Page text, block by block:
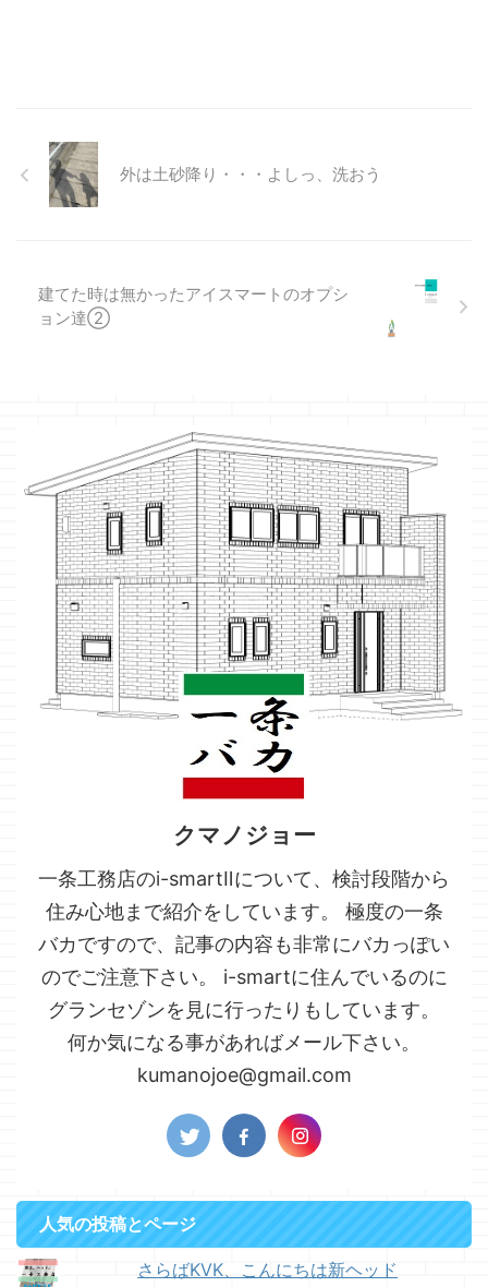
外は土砂降り・・・よしっ、洗おう
建てた時は無かったアイスマートのオプシ
ョン達②
クマノジョー
一条工務店のi-smartⅡについて、検討段階から
住み心地まで紹介をしています。 極度の一条
バカですので、記事の内容も非常にバカっぽい
のでご注意下さい。 i-smartに住んでいるのに
グランセゾンを見に行ったりもしています。
何か気になる事があればメール下さい。
kumanojoe@gmail.com
人気の投稿とページ
さらばKVK、こんにちは新ヘッド